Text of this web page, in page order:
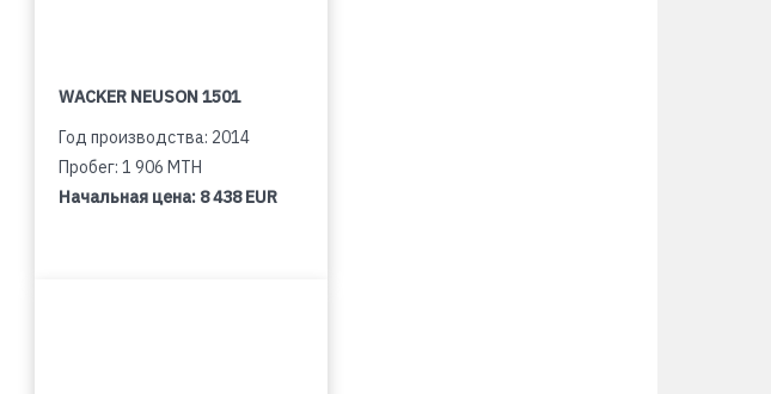
WACKER NEUSON 1501
Год производства: 2014
Пробег: 1 906 MTH
Начальная цена: 8 438 EUR